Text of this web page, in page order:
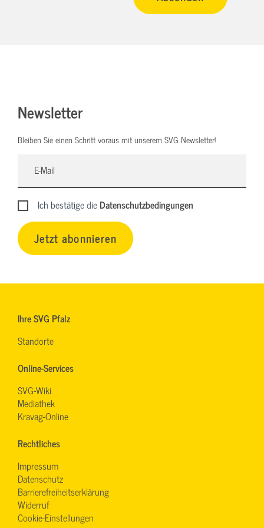
Newsletter
Bleiben Sie einen Schritt voraus mit unserem SVG Newsletter!
Ich bestätige dieDatenschutzbedingungen
Jetzt abonnieren
Ihre SVG Pfalz
Standorte
Online-Services
SVG-Wiki
Mediathek
Kravag-Online
Rechtliches
Impressum
Datenschutz
Barrierefreiheitserklärung
Widerruf
Cookie-Einstellungen